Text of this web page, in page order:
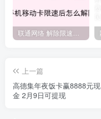
联通网络 解除限速方法参考！畅享、畅玩、老白干等及其它地区自测了
上一篇
高德集年夜饭卡赢8888元现
金 2月9日可提现